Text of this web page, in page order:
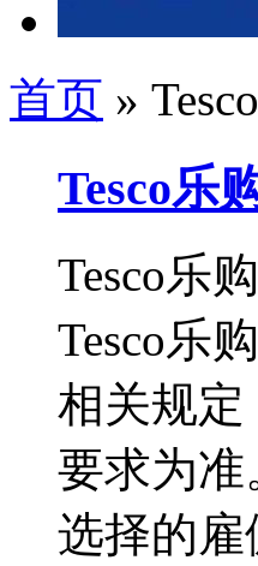
首页 »
Tesco乐
Tesco乐
Tesco乐
相关规
要求为准
选择的